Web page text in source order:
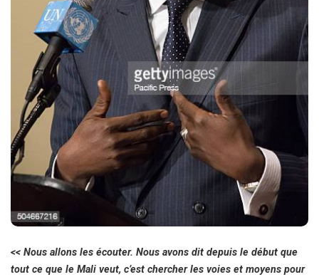
<< Nous allons les écouter. Nous avons dit depuis le début que
tout ce que le Mali veut, c’est chercher les voies et moyens pour